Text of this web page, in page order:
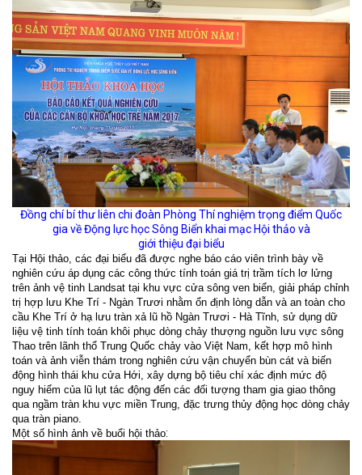
Đồng chí bí thư liên chi đoàn Phòng Thí nghiệm trọng điểm Quốc
gia về Động lực học Sông Biển khai mạc Hội thảo và
giới thiệu đại biểu
Tại Hội thảo, các đại biểu đã được nghe báo cáo viên trình bày về
nghiên cứu áp dụng các công thức tính toán giá trị trầm tích lơ lửng
trên ảnh vệ tinh Landsat tại khu vực cửa sông ven biển, giải pháp chỉnh
trị hợp lưu Khe Trí - Ngàn Trươi nhằm ổn định lòng dẫn và an toàn cho
cầu Khe Trí ở hạ lưu tràn xả lũ hồ Ngàn Trươi - Hà Tĩnh, sử dụng dữ
liệu vệ tinh tính toán khôi phục dòng chảy thượng nguồn lưu vực sông
Thao trên lãnh thổ Trung Quốc chảy vào Việt Nam, kết hợp mô hình
toán và ảnh viễn thám trong nghiên cứu vận chuyển bùn cát và biến
động hình thái khu cửa Hới, xây dựng bộ tiêu chí xác định mức độ
nguy hiểm của lũ lụt tác động đến các đối tượng tham gia giao thông
qua ngầm tràn khu vực miền Trung, đặc trưng thủy động học dòng chảy
qua tràn piano.
Một số hình ảnh về buổi hội thảo: